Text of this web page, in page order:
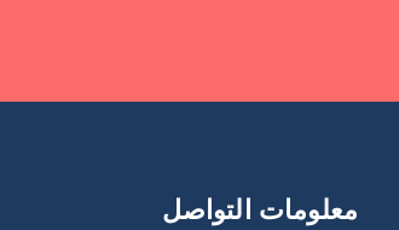
معلومات التواصل